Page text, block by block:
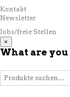
Kontakt
Newsletter
Jobs/freie Stellen
×
What are